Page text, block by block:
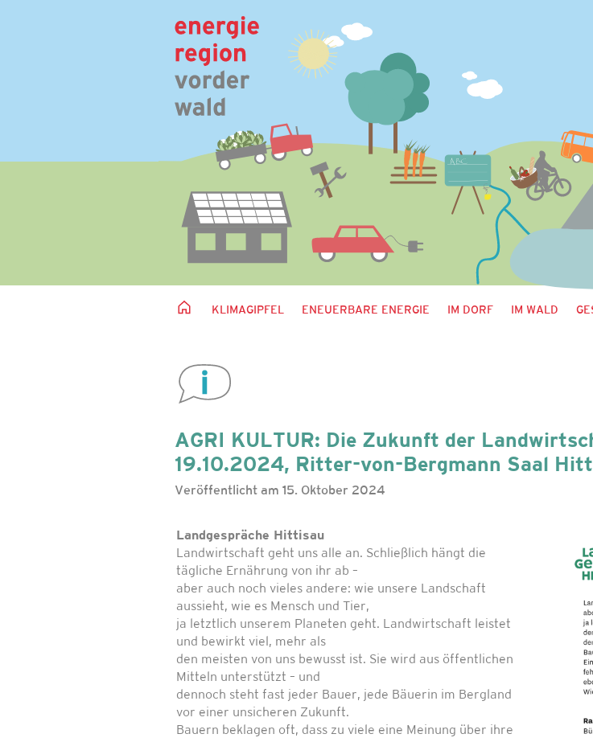
KLIMAGIPFEL ENEUERBARE ENERGIE IM DORF IM WALD
AGRI KULTUR: Die Zukunft der
19.10.2024, Ritter-von-Bergmann Saal
Veröffentlicht am 15. Oktober 2024
Landgespräche Hittisau
Landwirtschaft geht uns alle an. Schließlich hängt die
tägliche Ernährung von ihr ab –
aber auch noch vieles andere: wie unsere Landschaft
aussieht, wie es Mensch und Tier,
ja letztlich unserem Planeten geht. Landwirtschaft leistet
und bewirkt viel, mehr als
den meisten von uns bewusst ist. Sie wird aus öffentlichen
Mitteln unterstützt – und
dennoch steht fast jeder Bauer, jede Bäuerin im Bergland
vor einer unsicheren Zukunft.
Bauern beklagen oft, dass zu viele eine Meinung über ihre